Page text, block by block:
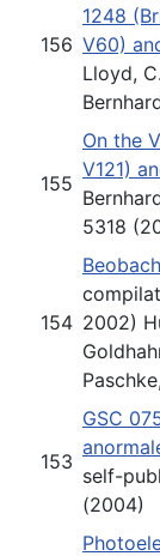
156
1248
V60)
Lloyd,
155
On the
V121)
5318
154 2002)
153
GSC
self-
(2004)